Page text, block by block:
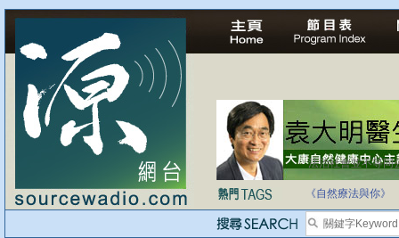
法治社會並不等同
《自然療法與你》